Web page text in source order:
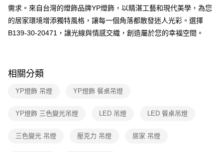
AFTEE先享後付是「在收到商品之後才付款」的支付方式。 讓您購物簡單
便利好安心！
１．簡單：不需註冊會員、不需綁卡、不需儲值。
２．便利：只要手機號碼，簡訊認證，即可結帳。
結帳頁面，進行簡訊認證並確認金額後，即可完成結帳。
３．收到繳費通知簡訊後14天內，點擊此簡訊中的連結，可透過四大超商／
※ 請注意：結帳手續完成當下不需立刻繳費，但若您需要取消訂單，請聯絡
※ 交易是否成功請以「AFTEE先享後付 」之結帳頁面顯示為準，若有關於
需求。來自台灣的燈飾品牌YP燈飾，以精湛工藝和現代美學，為您
的居家環境增添獨特風格，讓每一個角落都散發迷人光彩。選擇
B139-30-20471，讓光線與情感交織，創造屬於您的幸福空間。
相關分類
YP燈飾 吊燈 YP燈飾 餐桌吊燈
YP燈飾 三色變光吊燈 LED 吊燈 LED 餐桌吊燈
三色變光 吊燈 壓克力 吊燈 居家 吊燈